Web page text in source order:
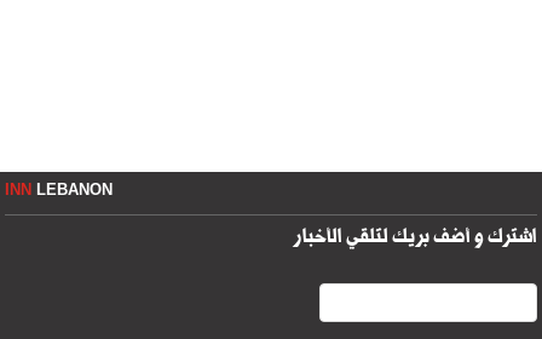
INNLEBANON
اشترك و أضف بريك لتلقي الأخبار